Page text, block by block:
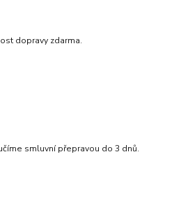
dopravy zdarma.
smluvní přepravou do 3 dnů.